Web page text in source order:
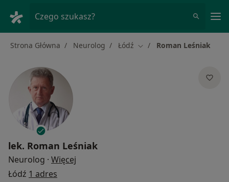
Czego szukasz?
Strona Główna Neurolog Łódź Zmień miasto
Roman Leśniak
lek. Roman Leśniak
Neurolog · Więcej
Łódź 1 adres